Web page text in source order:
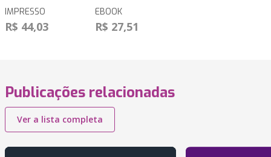
IMPRESSO
R$ 44,03
EBOOK
R$ 27,51
Publicações relacionadas
Ver a lista completa